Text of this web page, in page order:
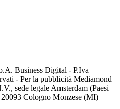
Business Digital - P.Iva
- Per la pubblicità Mediamond
sede legale Amsterdam (Paesi
Cologno Monzese (MI)